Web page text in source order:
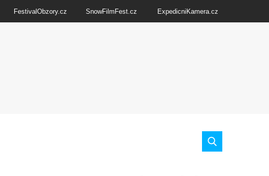
FestivalObzory.cz SnowFilmFest.cz ExpedicniKamera.cz